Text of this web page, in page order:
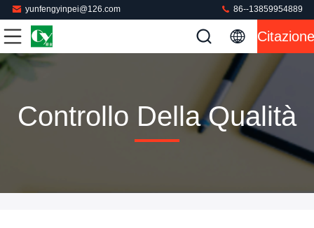
yunfengyinpei@126.com 86--13859954889
Citazione
Controllo Della Qualità